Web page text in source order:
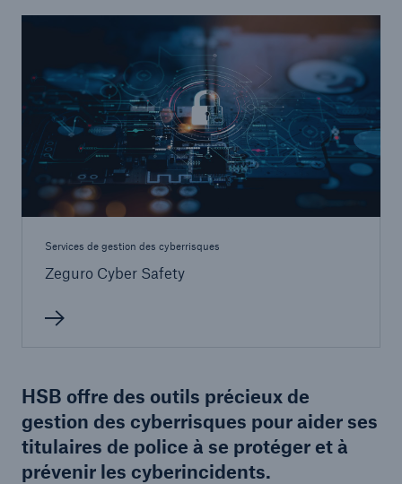
Services de gestion des cyberrisques
Zeguro Cyber Safety
HSB offre des outils précieux de
gestion des cyberrisques pour aider ses
titulaires de police à se protéger et à
prévenir les cyberincidents.